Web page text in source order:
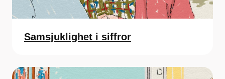
Samsjuklighet i siffror